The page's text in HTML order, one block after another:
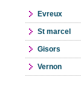
Evreux
St marcel
Gisors
Vernon